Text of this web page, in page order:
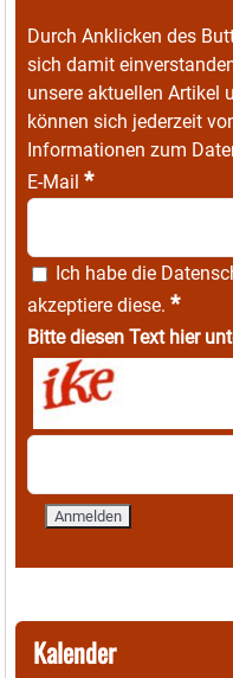
Durch Anklicken des
sich damit
unsere aktuellen Artikel
können sich jederzeit
Informationen zum
E-Mail *
Ich habe die
akzeptiere diese. *
Bitte diesen Text hier
Kalender